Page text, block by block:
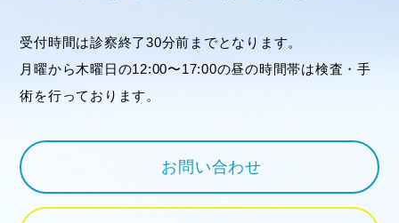
受付時間は診察終了30分前までとなります。
月曜から木曜日の12:00〜17:00の昼の時間帯は検査・手
術を行っております。
お問い合わせ